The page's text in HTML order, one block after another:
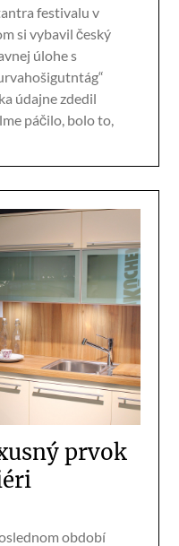
festivalu v
si vybavil český
úlohe s
údajne zdedil
páčilo, bolo to,
prvok
období